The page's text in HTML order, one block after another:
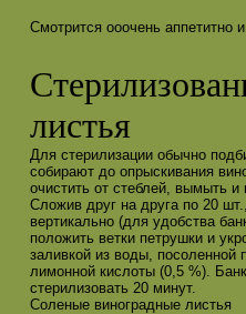
Смотрится ооочень аппетитно
листья
Для стерилизации обычно
собирают до опрыскивания
очистить от стеблей, вымыть
Сложив друг на друга по 20
вертикально (для удобства
положить ветки петрушки и
заливкой из воды, посоленной
лимонной кислоты (0,5 %).
стерилизовать 20 минут.
Соленые виноградные листья